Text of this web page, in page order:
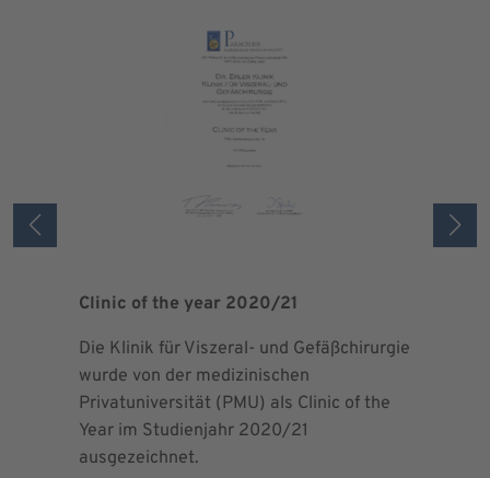
Clinic of the year 2020/21
Die Klinik für Viszeral- und Gefäßchirurgie
wurde von der medizinischen
Privatuniversität (PMU) als Clinic of the
Year im Studienjahr 2020/21
ausgezeichnet.